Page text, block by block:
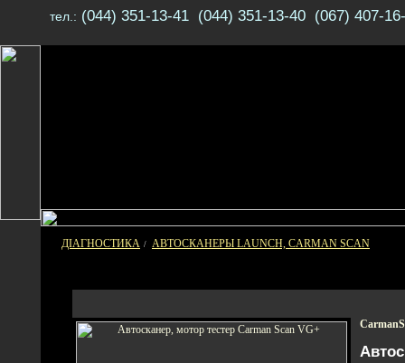
тел.: (044) 351-13-41 (044) 351-13-40 (067) 407-
ДІАГНОСТИКА / АВТОСКАНЕРЫ LAUNCH, CARMAN SCAN